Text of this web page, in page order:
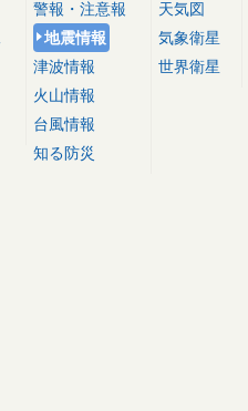
警報・注意報
地震情報
津波情報
火山情報
台風情報
知る防災
天気図
気象衛星
世界衛星